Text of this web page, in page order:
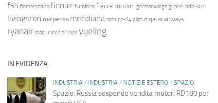
f35 finmeccanica finnair fiumicino frecce tricolori germanwings gripen india klm
livingston malpensa meridiana nato pc-24 pilatus qatar airways
ryanair saab united airlines vueling
IN EVIDENZA
INDUSTRIA / INDUSTRIA / NOTIZIE ESTERO / SPAZIO
Spazio: Russia sospende vendita motori RD180 per